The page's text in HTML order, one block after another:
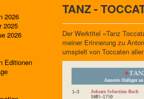
2026
2025
2026
Editionen
TANZ -
Der Werktitel «Tanz
meiner Erinnerung zu
umspielt von Toccaten